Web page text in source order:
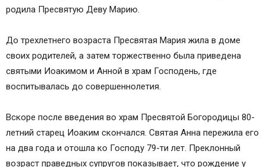
родила Пресвятую Деву Марию.
До трехлетнего возраста Пресвятая Мария жила в доме
своих родителей, а затем торжественно была приведена
святыми Иоакимом и Анной в храм Господень, где
воспитывалась до совершеннолетия.
Вскоре после введения во храм Пресвятой Богородицы 80-
летний старец Иоаким скончался. Святая Анна пережила его
на два года и отошла ко Господу 79-ти лет. Преклонный
возраст праведных супругов показывает, что рождение у